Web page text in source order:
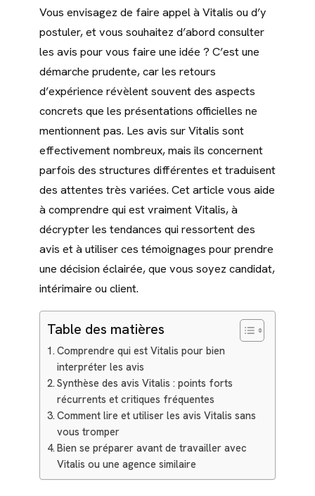
Vous envisagez de faire appel à Vitalis ou d’y
postuler, et vous souhaitez d’abord consulter
les avis pour vous faire une idée ? C’est une
démarche prudente, car les retours
d’expérience révèlent souvent des aspects
concrets que les présentations officielles ne
mentionnent pas. Les avis sur Vitalis sont
effectivement nombreux, mais ils concernent
parfois des structures différentes et traduisent
des attentes très variées. Cet article vous aide
à comprendre qui est vraiment Vitalis, à
décrypter les tendances qui ressortent des
avis et à utiliser ces témoignages pour prendre
une décision éclairée, que vous soyez candidat,
intérimaire ou client.
Table des matières
Comprendre qui est Vitalis pour bien
interpréter les avis
Synthèse des avis Vitalis : points forts
récurrents et critiques fréquentes
Comment lire et utiliser les avis Vitalis sans
vous tromper
Bien se préparer avant de travailler avec
Vitalis ou une agence similaire